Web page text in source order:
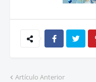
Artículo Anterior